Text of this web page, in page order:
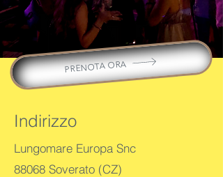
Indirizzo
Lungomare Europa Snc
88068 Soverato (CZ)
PRENOTA ORA